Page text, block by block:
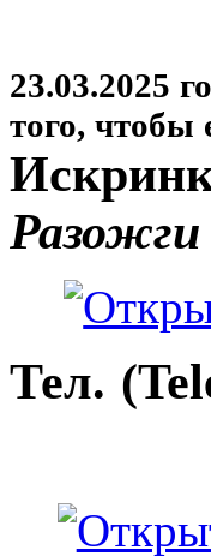
23.03.2025
того, чтобы
Тел.